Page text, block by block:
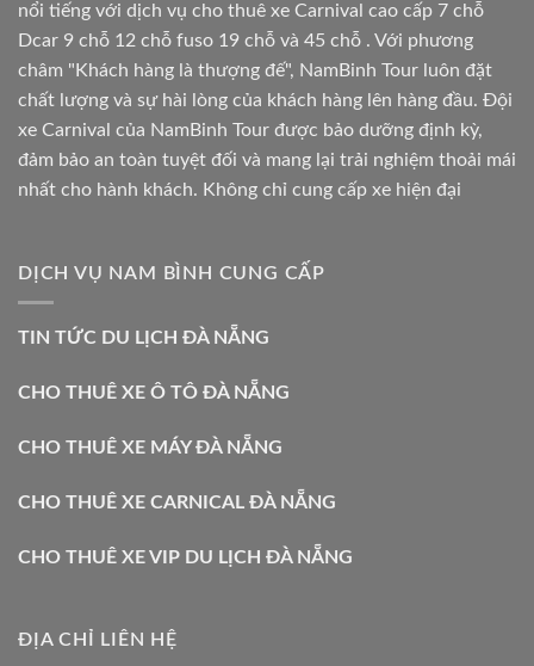
nổi tiếng với dịch vụ cho thuê xe Carnival cao cấp 7 chỗ
Dcar 9 chỗ 12 chỗ fuso 19 chỗ và 45 chỗ . Với phương
châm "Khách hàng là thượng đế", NamBinh Tour luôn đặt
chất lượng và sự hài lòng của khách hàng lên hàng đầu. Đội
xe Carnival của NamBinh Tour được bảo dưỡng định kỳ,
đảm bảo an toàn tuyệt đối và mang lại trải nghiệm thoải mái
nhất cho hành khách. Không chỉ cung cấp xe hiện đại
DỊCH VỤ NAM BÌNH CUNG CẤP
TIN TỨC DU LỊCH ĐÀ NẴNG
CHO THUÊ XE Ô TÔ ĐÀ NẴNG
CHO THUÊ XE MÁY ĐÀ NẴNG
CHO THUÊ XE CARNICAL ĐÀ NẴNG
CHO THUÊ XE VIP DU LỊCH ĐÀ NẴNG
ĐỊA CHỈ LIÊN HỆ